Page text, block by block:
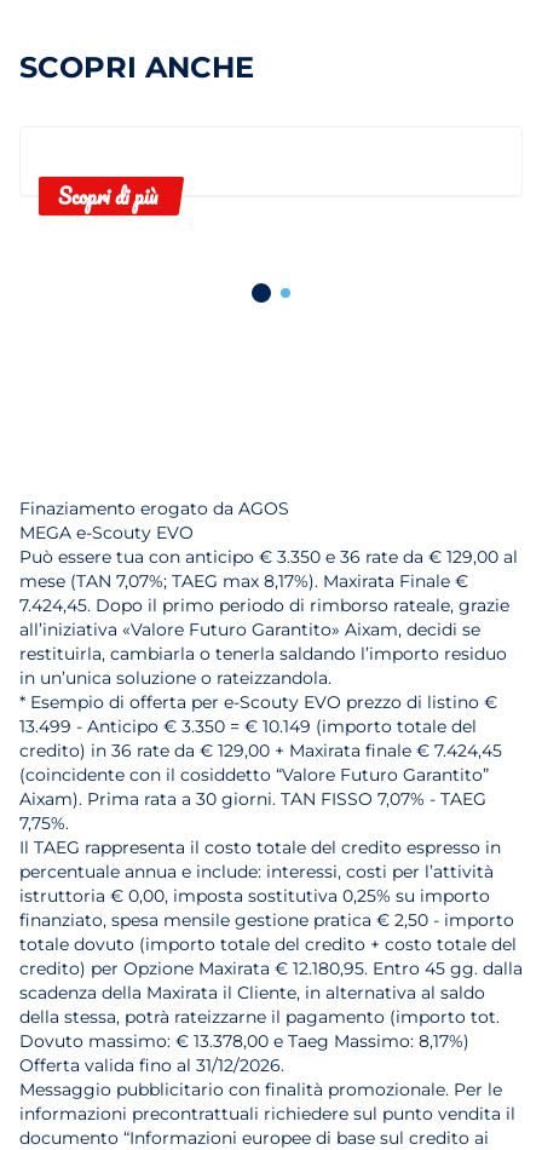
SCOPRI ANCHE
Scopri di più
Finaziamento erogato da AGOS
MEGA e-Scouty EVO
Può essere tua con anticipo € 3.350 e 36 rate da € 129,00 al
mese (TAN 7,07%; TAEG max 8,17%). Maxirata Finale €
7.424,45. Dopo il primo periodo di rimborso rateale, grazie
all’iniziativa «Valore Futuro Garantito» Aixam, decidi se
restituirla, cambiarla o tenerla saldando l’importo residuo
in un’unica soluzione o rateizzandola.
* Esempio di offerta per e-Scouty EVO prezzo di listino €
13.499 - Anticipo € 3.350 = € 10.149 (importo totale del
credito) in 36 rate da € 129,00 + Maxirata finale € 7.424,45
(coincidente con il cosiddetto “Valore Futuro Garantito”
Aixam). Prima rata a 30 giorni. TAN FISSO 7,07% - TAEG
7,75%.
Il TAEG rappresenta il costo totale del credito espresso in
percentuale annua e include: interessi, costi per l’attività
istruttoria € 0,00, imposta sostitutiva 0,25% su importo
finanziato, spesa mensile gestione pratica € 2,50 - importo
totale dovuto (importo totale del credito + costo totale del
credito) per Opzione Maxirata € 12.180,95. Entro 45 gg. dalla
scadenza della Maxirata il Cliente, in alternativa al saldo
della stessa, potrà rateizzarne il pagamento (importo tot.
Dovuto massimo: € 13.378,00 e Taeg Massimo: 8,17%)
Offerta valida fino al 31/12/2026.
Messaggio pubblicitario con finalità promozionale. Per le
informazioni precontrattuali richiedere sul punto vendita il
documento “Informazioni europee di base sul credito ai